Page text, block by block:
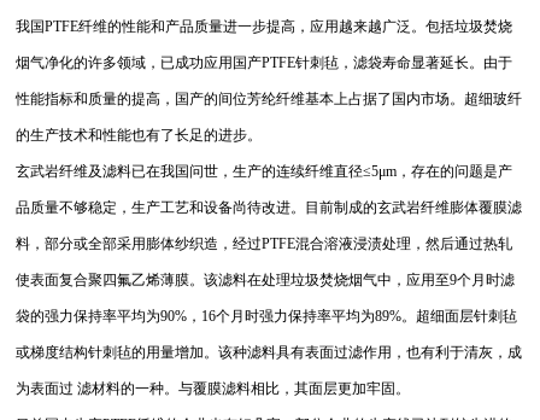
我国PTFE纤维的性能和产品质量进一步提高，应用越来越广泛。包括垃圾焚烧
烟气净化的许多领域，已成功应用国产PTFE针刺毡，滤袋寿命显著延长。由于
性能指标和质量的提高，国产的间位芳纶纤维基本上占据了国内市场。超细玻纤
的生产技术和性能也有了长足的进步。
玄武岩纤维及滤料已在我国问世，生产的连续纤维直径≤5μm，存在的问题是产
品质量不够稳定，生产工艺和设备尚待改进。目前制成的玄武岩纤维膨体覆膜滤
料，部分或全部采用膨体纱织造，经过PTFE混合溶液浸渍处理，然后通过热轧
使表面复合聚四氟乙烯薄膜。该滤料在处理垃圾焚烧烟气中，应用至9个月时滤
袋的强力保持率平均为90% ， 16个月时强力保持率平均为89%。 超细面层针刺毡
或梯度结构针刺毡的用量增加。该种滤料具有表面过滤作用，也有利于清灰，成
为表面过 滤材料的一种。与覆膜滤料相比，其面层更加牢固。